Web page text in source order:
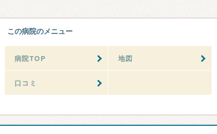
この病院のメニュー
病院TOP 地図
口コミ